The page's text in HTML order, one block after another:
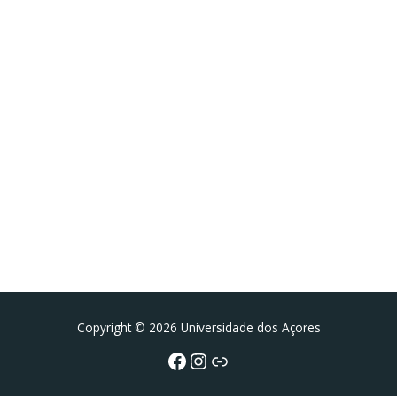
Copyright © 2026 Universidade dos Açores
Facebook
Instagram da FCTPortal da UAc